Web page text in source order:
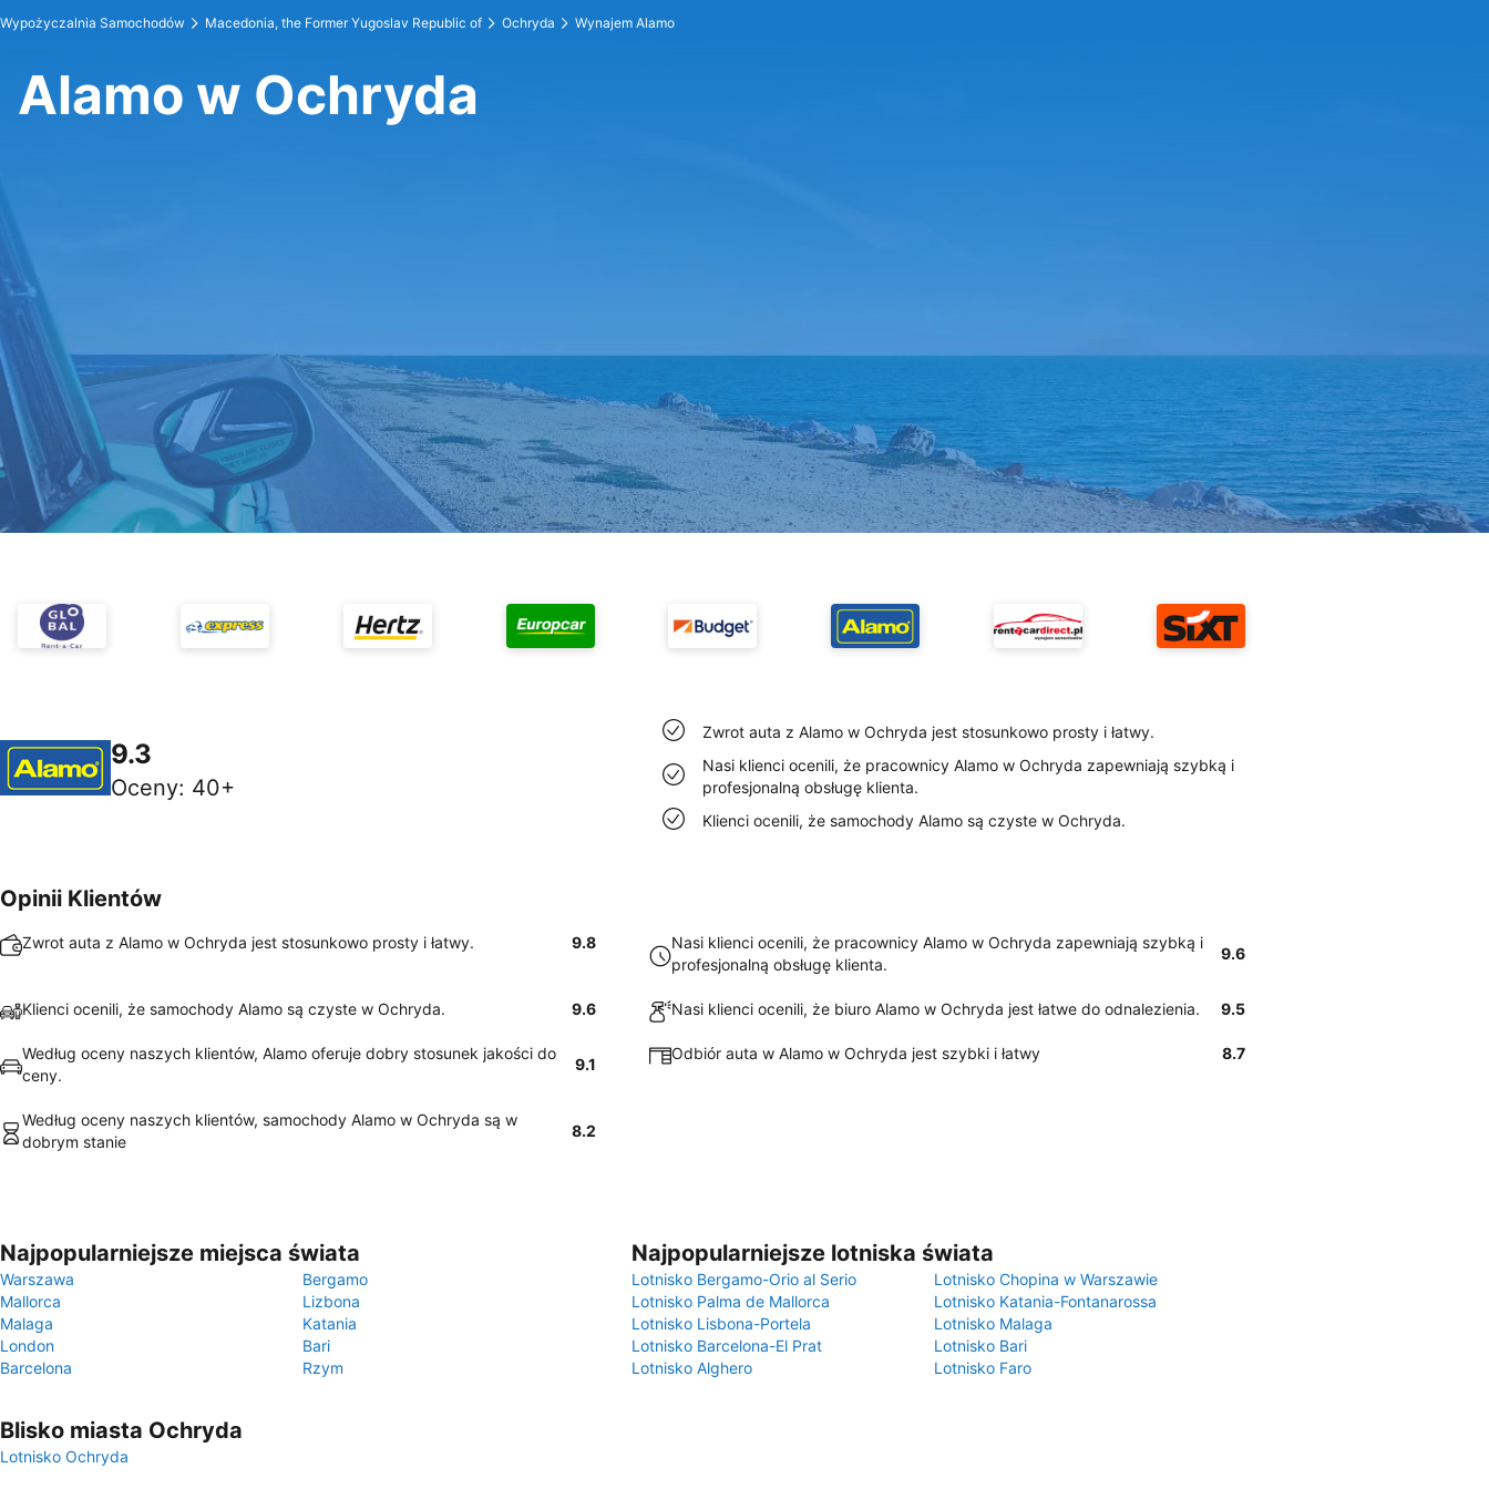
Wypożyczalnia Samochodów Macedonia, the Former Yugoslav Republic of Ochryda Wynajem Alamo
Alamo w Ochryda
9.3
Oceny: 40+
Zwrot auta z Alamo w Ochryda jest stosunkowo prosty i łatwy.
Nasi klienci ocenili, że pracownicy Alamo w Ochryda zapewniają szybką i
profesjonalną obsługę klienta.
Klienci ocenili, że samochody Alamo są czyste w Ochryda.
Opinii Klientów
Zwrot auta z Alamo w Ochryda jest stosunkowo prosty i łatwy. 9.8
Nasi klienci ocenili, że pracownicy Alamo w Ochryda zapewniają szybką i
profesjonalną obsługę klienta.
9.6
Klienci ocenili, że samochody Alamo są czyste w Ochryda. 9.6 Nasi klienci ocenili, że biuro Alamo w Ochryda jest łatwe do odnalezienia. 9.5
Według oceny naszych klientów, Alamo oferuje dobry stosunek jakości do
ceny.
9.1
Odbiór auta w Alamo w Ochryda jest szybki i łatwy 8.7
Według oceny naszych klientów, samochody Alamo w Ochryda są w
dobrym stanie
8.2
Najpopularniejsze miejsca świata
Warszawa
Bergamo
Mallorca
Lizbona
Malaga
Katania
London
Bari
Barcelona
Rzym
Najpopularniejsze lotniska świata
Lotnisko Bergamo-Orio al Serio
Lotnisko Chopina w Warszawie
Lotnisko Palma de Mallorca
Lotnisko Katania-Fontanarossa
Lotnisko Lisbona-Portela
Lotnisko Malaga
Lotnisko Barcelona-El Prat
Lotnisko Bari
Lotnisko Alghero
Lotnisko Faro
Blisko miasta Ochryda
Lotnisko Ochryda